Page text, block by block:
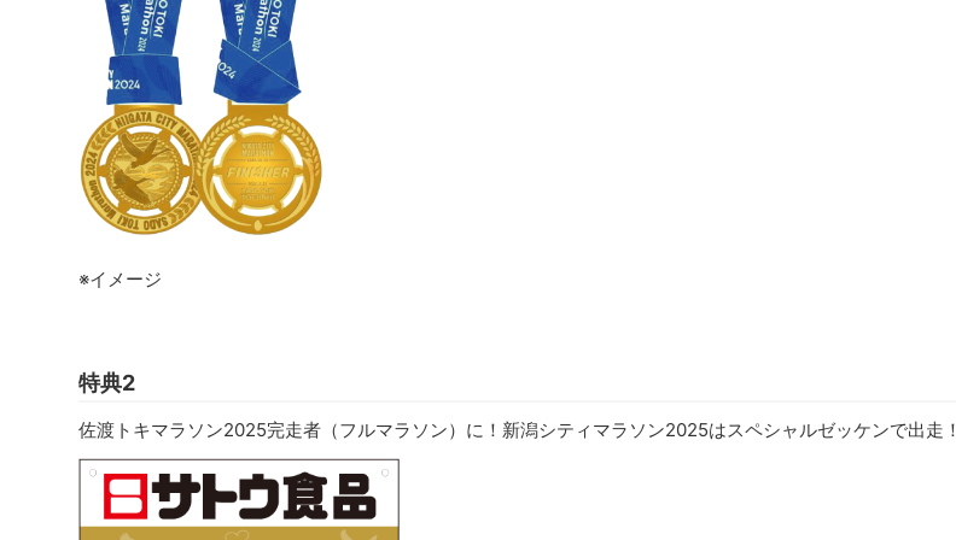
※イメージ
特典2
佐渡トキマラソン2025完走者（フルマラソン）に！新潟シティマラソン2025はスペシャルゼッケンで出走！